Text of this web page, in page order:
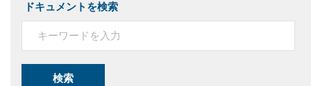
ドキュメントを検索
検索